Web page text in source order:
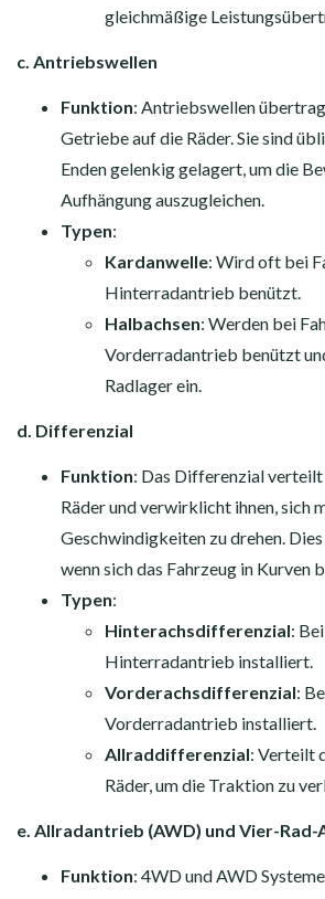
gleichmäßige
c. Antriebswellen
Funktion: Antriebswellen
Getriebe auf die Räder. Sie sind
Enden gelenkig gelagert, um die
Aufhängung auszugleichen.
Typen:
Kardanwelle: Wird oft bei
Hinterradantrieb benützt.
Halbachsen: Werden bei
Vorderradantrieb benützt
Radlager ein.
d. Differenzial
Funktion: Das Differenzial
Räder und verwirklicht ihnen, sich
Geschwindigkeiten zu drehen.
wenn sich das Fahrzeug in Kurven
Typen:
Hinterachsdifferenzial:
Hinterradantrieb installiert.
Vorderachsdifferenzial:
Vorderradantrieb installiert.
Allraddifferenzial: Verteilt
Räder, um die Traktion zu
e. Allradantrieb (AWD) und Vier-
Funktion: 4WD und AWD